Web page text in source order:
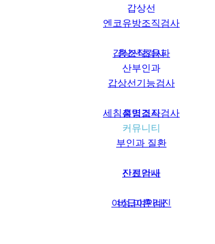
엔코유방조직검사
총조직검사
갑상선
갑상선초음파
갑상선기능검사
세침흡입조직검사
산부인과
성병검사
부인과 질환
산전검사
여성,미혼검진
커뮤니티
진료안내
비급여안내